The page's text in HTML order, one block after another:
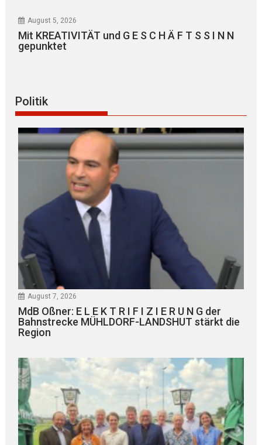
August 5, 2026
Mit KREATIVITÄT und G E S C H Ä F T S S I N N
gepunktet
Politik
August 7, 2026
MdB Oßner: E L E K T R I F I Z I E R U N G der
Bahnstrecke MÜHLDORF-LANDSHUT stärkt die
Region